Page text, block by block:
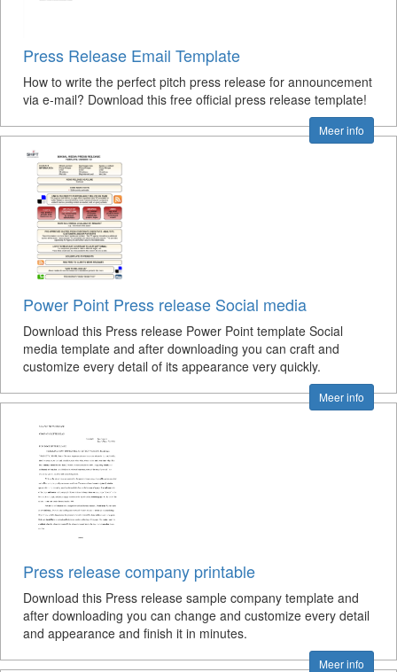
Press Release Email Template
How to write the perfect pitch press release for announcement
via e-mail? Download this free official press release template!
Meer info
Power Point Press release Social media
Download this Press release Power Point template Social
media template and after downloading you can craft and
customize every detail of its appearance very quickly.
Meer info
Press release company printable
Download this Press release sample company template and
after downloading you can change and customize every detail
and appearance and finish it in minutes.
Meer info